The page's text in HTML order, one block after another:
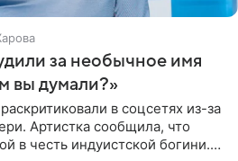
за необычное имя
вы думали?»
в соцсетях из-за
Артистка сообщила, что
в честь индуистской богини.